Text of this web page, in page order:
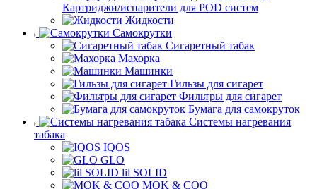
Картриджи/испарители для POD систем
Жидкости
Самокрутки
Сигаретный табак
Махорка
Машинки
Гильзы для сигарет
Фильтры для сигарет
Бумага для самокруток
Системы нагревания
табака
IQOS
GLO
lil SOLID
MOK & COO